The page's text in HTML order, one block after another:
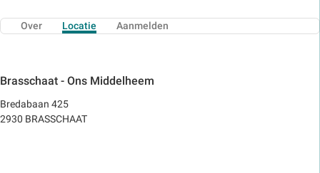
Over Locatie Aanmelden
Brasschaat - Ons Middelheem
Bredabaan 425
2930 BRASSCHAAT